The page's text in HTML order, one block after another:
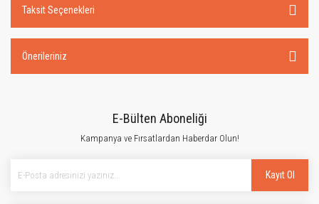
Taksit Seçenekleri
Önerileriniz
E-Bülten Aboneliği
Kampanya ve Fırsatlardan Haberdar Olun!
Kayıt Ol